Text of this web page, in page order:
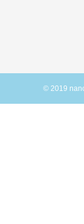
© 2019